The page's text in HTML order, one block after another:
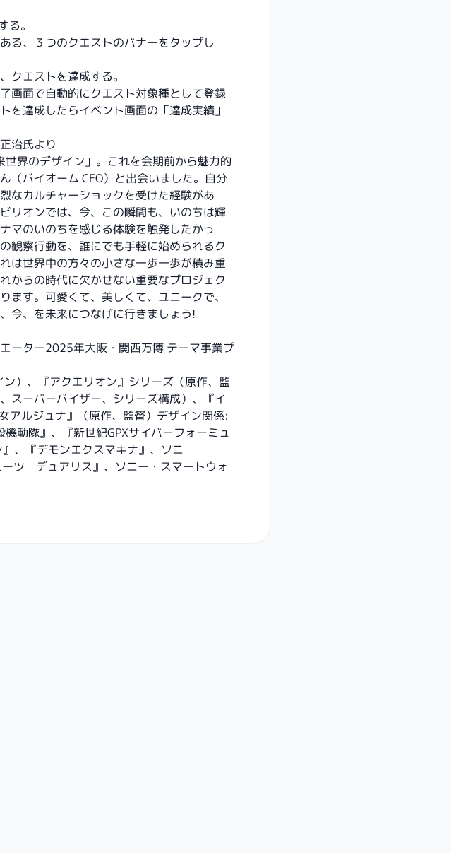
る。
る、３つのクエストのバナーをタップし
クエストを達成する。
画面で自動的にクエスト対象種として登録
を達成したらイベント画面の「達成実績」
治氏より
界のデザイン」。これを会期前から魅力的
（バイオーム CEO）と出会いました。自分
なカルチャーショックを受けた経験があ
リオンでは、今、この瞬間も、いのちは輝
マのいのちを感じる体験を触発したかっ
観察行動を、誰にでも手軽に始められるク
は世界中の方々の小さな一歩一歩が積み重
からの時代に欠かせない重要なプロジェク
ます。可愛くて、美しくて、ユニークで、
今、を未来につなげに行きましょう!
ーター2025年大阪・関西万博 テーマ事業プ
）、『アクエリオン』シリーズ（原作、監
スーパーバイザー、シリーズ構成）、『イ
アルジュナ』（原作、監督）デザイン関係:
動隊』、『新世紀GPXサイバーフォーミュ
、『デモンエクスマキナ』、ソニ
ーツ デュアリス』、ソニー・スマートウォ